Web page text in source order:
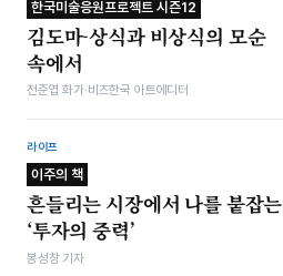
한국미술응원프로젝트 시즌12
김도마-상식과 비상식의 모순
속에서
전준엽 화가·비즈한국 아트에디터
라이프
이주의 책
흔들리는 시장에서 나를 붙잡는
‘투자의 중력’
봉성창 기자